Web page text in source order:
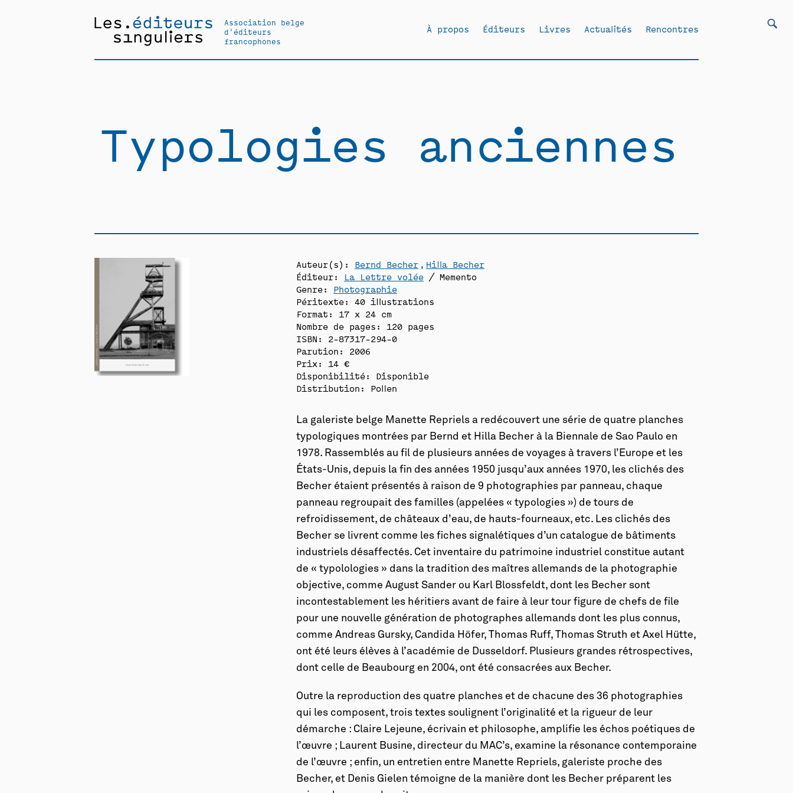
Association belge
d'éditeurs
francophones
À propos Éditeurs Livres Actualités Rencontres
Typologies anciennes
Auteur(s): Bernd Becher
Hilla Becher
Éditeur:
La Lettre volée / Memento
Genre: Photographie
Péritexte: 40 illustrations
Format: 17 x 24 cm
Nombre de pages: 120 pages
ISBN: 2-87317-294-0
Parution: 2006
Prix: 14 €
Disponibilité:
Disponible
Distribution: Pollen
La galeriste belge Manette Repriels a redécouvert une série de quatre planches
typologiques montrées par Bernd et Hilla Becher à la Biennale de Sao Paulo en
1978. Rassemblés au fil de plusieurs années de voyages à travers l’Europe et les
États-Unis, depuis la fin des années 1950 jusqu’aux années 1970, les clichés des
Becher étaient présentés à raison de 9 photographies par panneau, chaque
panneau regroupait des familles (appelées « typologies ») de tours de
refroidissement, de châteaux d’eau, de hauts-fourneaux, etc. Les clichés des
Becher se livrent comme les fiches signalétiques d’un catalogue de bâtiments
industriels désaffectés. Cet inventaire du patrimoine industriel constitue autant
de « typolologies » dans la tradition des maîtres allemands de la photographie
objective, comme August Sander ou Karl Blossfeldt, dont les Becher sont
incontestablement les héritiers avant de faire à leur tour figure de chefs de file
pour une nouvelle génération de photographes allemands dont les plus connus,
comme Andreas Gursky, Candida Höfer, Thomas Ruff, Thomas Struth et Axel Hütte,
ont été leurs élèves à l’académie de Dusseldorf. Plusieurs grandes rétrospectives,
dont celle de Beaubourg en 2004, ont été consacrées aux Becher.
Outre la reproduction des quatre planches et de chacune des 36 photographies
qui les composent, trois textes soulignent l’originalité et la rigueur de leur
démarche : Claire Lejeune, écrivain et philosophe, amplifie les échos poétiques de
l’œuvre ; Laurent Busine, directeur du MAC’s, examine la résonance contemporaine
de l’œuvre ; enfin, un entretien entre Manette Repriels, galeriste proche des
Becher, et Denis Gielen témoigne de la manière dont les Becher préparent les